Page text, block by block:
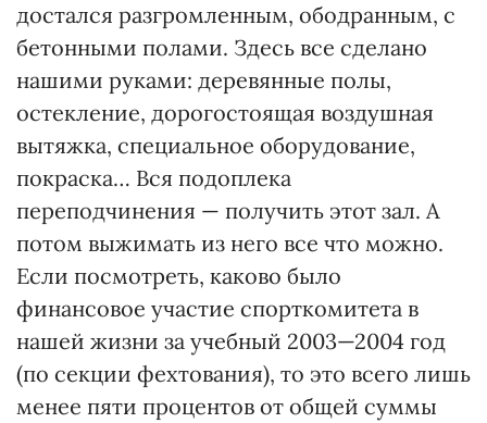
достался разгромленным, ободранным, с
бетонными полами. Здесь все сделано
нашими руками: деревянные полы,
остекление, дорогостоящая воздушная
вытяжка, специальное оборудование,
покраска… Вся подоплека
переподчинения — получить этот зал. А
потом выжимать из него все что можно.
Если посмотреть, каково было
финансовое участие спорткомитета в
нашей жизни за учебный 2003—2004 год
(по секции фехтования), то это всего лишь
менее пяти процентов от общей суммы